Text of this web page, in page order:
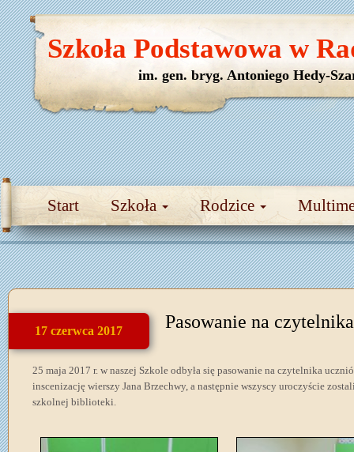
Start Szkoła Rodzice
Szkoła Podstawowa w
im. gen. bryg. Antoniego Hedy-
17 czerwca 2017 Pasowanie na czytelnika
25 maja 2017 r. w naszej Szkole odbyła się pasowanie na czytelnika
inscenizację wierszy Jana Brzechwy, a następnie wszyscy uroczyście
szkolnej biblioteki.